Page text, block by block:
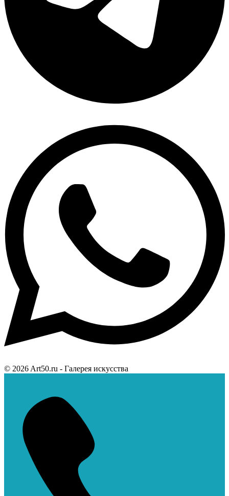
© 2026 Art50.ru - Галерея искусства